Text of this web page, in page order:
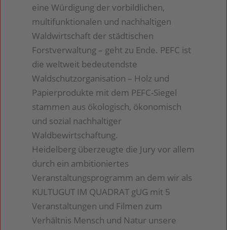
eine Würdigung der vorbildlichen,
multifunktionalen und nachhaltigen
Waldwirtschaft der städtischen
Forstverwaltung – geht zu Ende. PEFC ist
die weltweit bedeutendste
Waldschutzorganisation – Holz und
Papierprodukte mit dem PEFC-Siegel
stammen aus ökologisch, ökonomisch
und sozial nachhaltiger
Waldbewirtschaftung.
Heidelberg überzeugte die Jury vor allem
durch ein ambitioniertes
Veranstaltungsprogramm an dem wir als
KULTUGUT IM QUADRAT gUG mit 5
Veranstaltungen und Filmen zum
Verhältnis Mensch und Natur unsere